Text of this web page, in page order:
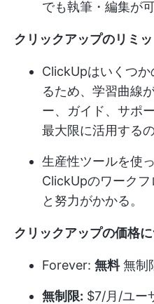
でも執筆・編集が可
クリックアップのリミッ
ClickUpはいくつ
るため、学習曲線
ー、ガイド、サポ
最大限に活用する
生産性ツールを使
ClickUpのワーク
と努力がかかる。
クリックアップの価格
Forever: 無料無制
無制限: $7/月/ユー